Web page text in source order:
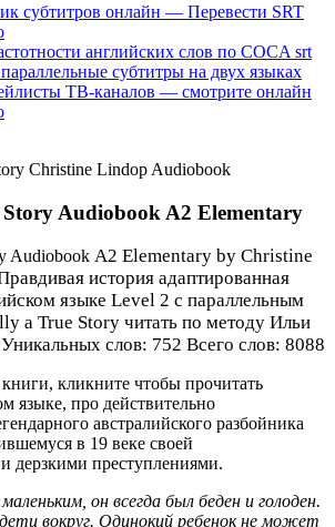
субтитров онлайн — Перевести SRT
английских слов по COCA srt
субтитры на двух языках
ТВ‑каналов — смотрите онлайн
Audiobook A2 Elementary
Audiobook A2Elementary byChristine
история адаптированная
языке Level 2 с параллельным
a True Story читать по методу Ильи
слов: 752 Всего слов: 8088
кликните чтобы прочитать
языке, про действительно
австралийского разбойника
в 19 веке своей
дерзкими преступлениями.
он всегда был беден и голоден.
вокруг. Одинокий ребенок не может